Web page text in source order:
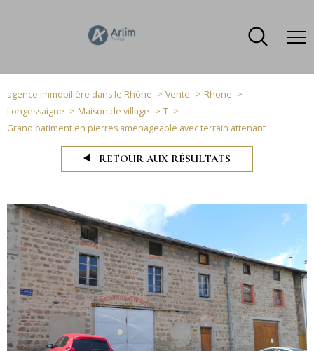
agence immobilière dans le Rhône Vente
Rhone
Longessaigne
Maison de village
T
Grand batiment en pierres amenageable avec terrain attenant
RETOUR AUX RÉSULTATS